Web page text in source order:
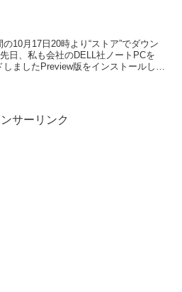
10月17日20時より“ストア”でダウン
日、私も会社のDELL社ノートPCを
ましたPreview版をインストールして
サーリンク